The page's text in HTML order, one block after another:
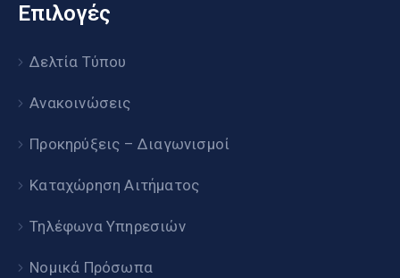
Επιλογές
Δελτία Τύπου
Ανακοινώσεις
Προκηρύξεις – Διαγωνισμοί
Καταχώρηση Αιτήματος
Τηλέφωνα Υπηρεσιών
Νομικά Πρόσωπα